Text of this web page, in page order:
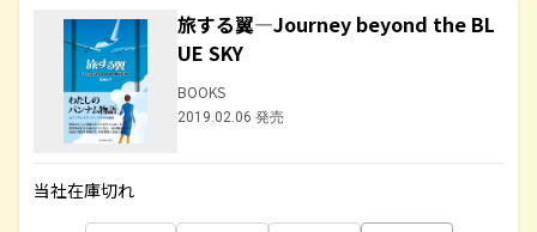
旅する翼―Journey beyond the BL
UE SKY
BOOKS
2019.02.06 発売
当社在庫切れ